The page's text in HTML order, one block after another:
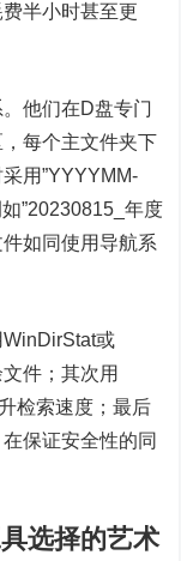
半小时甚至更
他们在D盘专门
每个主文件夹下
用”YYYYMM-
”20230815_年度
如同使用导航系
或
件；其次用
检索速度；最后
保证安全性的同
选择的艺术